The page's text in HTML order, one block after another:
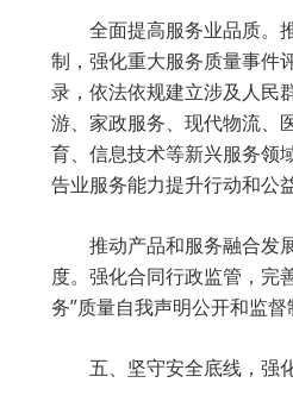
全面提高服务业品质。
制，强化重大服务质量事件
录，依法依规建立涉及人民
游、家政服务、现代物流、
育、信息技术等新兴服务领
告业服务能力提升行动和公
推动产品和服务融合发
度。强化合同行政监管，完
务”质量自我声明公开和监
五、坚守安全底线，强